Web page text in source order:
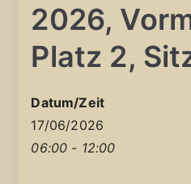
2026,
Platz 2,
Datum/Zeit
17/06/2026
06:00 - 12:00